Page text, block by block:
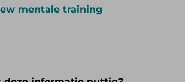
mentale training